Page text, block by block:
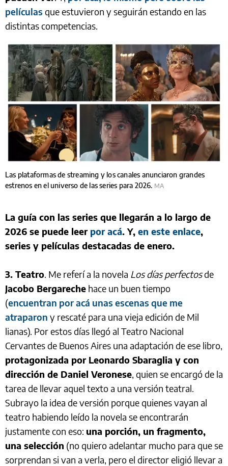
películas que estuvieron y seguirán estando en las
distintas competencias.
Las plataformas de streaming y los canales anunciaron grandes
estrenos en el universo de las series para 2026. MA
La guía con las series que llegarán a lo largo de
2026 se puede leer por acá. Y, en este enlace,
series y películas destacadas de enero.
3. Teatro. Me referí a la novela Los días perfectosde
Jacobo Bergareche hace un buen tiempo
(encuentran por acá unas escenas que me
atraparon y rescaté para una vieja edición de Mil
lianas). Por estos días llegó al Teatro Nacional
Cervantes de Buenos Aires una adaptación de ese libro,
protagonizada por Leonardo Sbaraglia y con
dirección de Daniel Veronese, quien se encargó de la
tarea de llevar aquel texto a una versión teatral.
Subrayo la idea de versión porque quienes vayan al
teatro habiendo leído la novela se encontrarán
justamente con eso: una porción, un fragmento,
una selección (no quiero adelantar mucho para que se
sorprendan si van a verla, pero el director eligió llevar a